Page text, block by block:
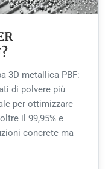
3D metallica PBF:
di polvere più
per ottimizzare
il 99,95% e
concrete ma